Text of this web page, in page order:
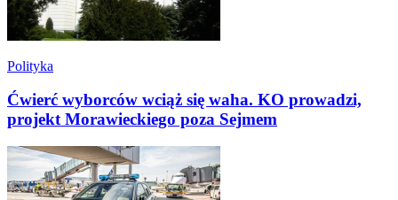
Polityka
Ćwierć wyborców wciąż się waha. KO prowadzi,
projekt Morawieckiego poza Sejmem